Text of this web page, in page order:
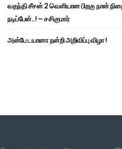
வதந்தி சீசன் 2 வெளியான பிறகு நான்
நடிப்பேன்..! – சசிகுமார்
அன்பே டயானா நன்றி அறிவிப்பு விழா !